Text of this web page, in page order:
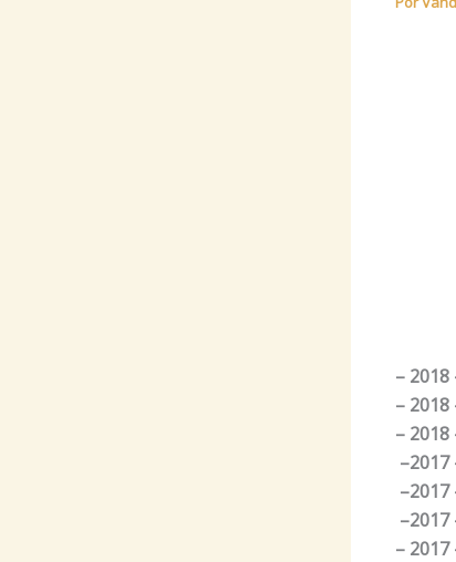
– 2018
– 2018
– 2018
–2017
–2017
–2017
– 2017